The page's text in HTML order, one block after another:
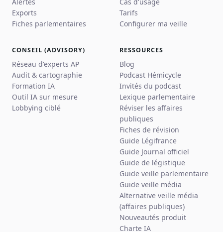
Exports
Fiches parlementaires
Tarifs
Configurer ma veille
CONSEIL (ADVISORY)
Réseau d'experts AP
Audit & cartographie
Formation IA
Outil IA sur mesure
Lobbying ciblé
RESSOURCES
Blog
Podcast Hémicycle
Invités du podcast
Lexique parlementaire
Réviser les affaires
publiques
Fiches de révision
Guide Légifrance
Guide Journal officiel
Guide de légistique
Guide veille parlementaire
Guide veille média
Alternative veille média
(affaires publiques)
Nouveautés produit
Charte IA